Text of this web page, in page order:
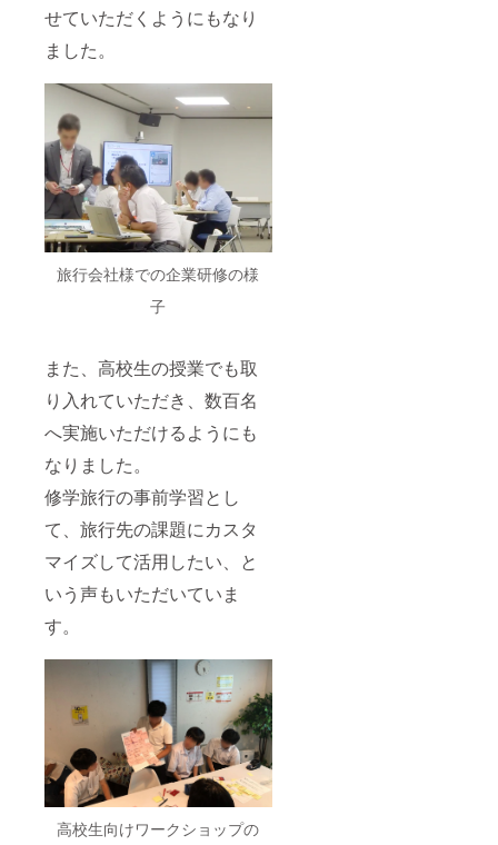
せていただくようにもなり
ました。
旅行会社様での企業研修の様
子
また、高校生の授業でも取
り入れていただき、数百名
へ実施いただけるようにも
なりました。
修学旅行の事前学習とし
て、旅行先の課題にカスタ
マイズして活用したい、と
いう声もいただいていま
す。
高校生向けワークショップの